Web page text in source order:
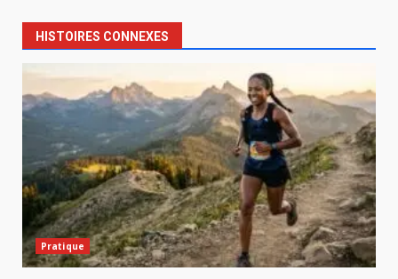
HISTOIRES CONNEXES
Pratique